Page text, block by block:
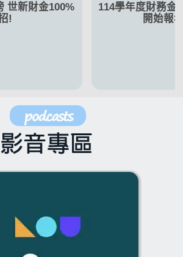
世新財金100%
!
114學年度財務金
開始報